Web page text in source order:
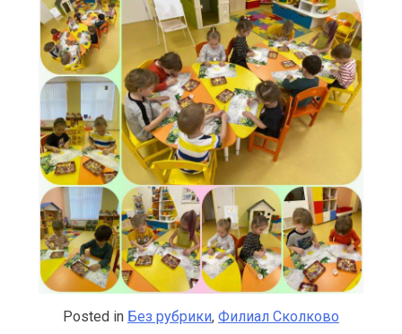
Posted in Без рубрики, Филиал Сколково